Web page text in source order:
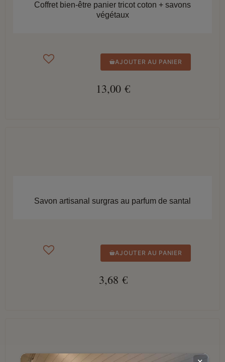
Coffret bien-être panier tricot coton + savons
végétaux
AJOUTER AU PANIER
13,00 €
Savon artisanal surgras au parfum de santal
AJOUTER AU PANIER
3,68 €